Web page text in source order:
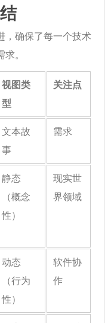
，确保了每一个技术
。
视图类
型
关注点
文本故
事
需求
静态
（概念
性）
现实世
界领域
动态
（行为
性）
软件协
作